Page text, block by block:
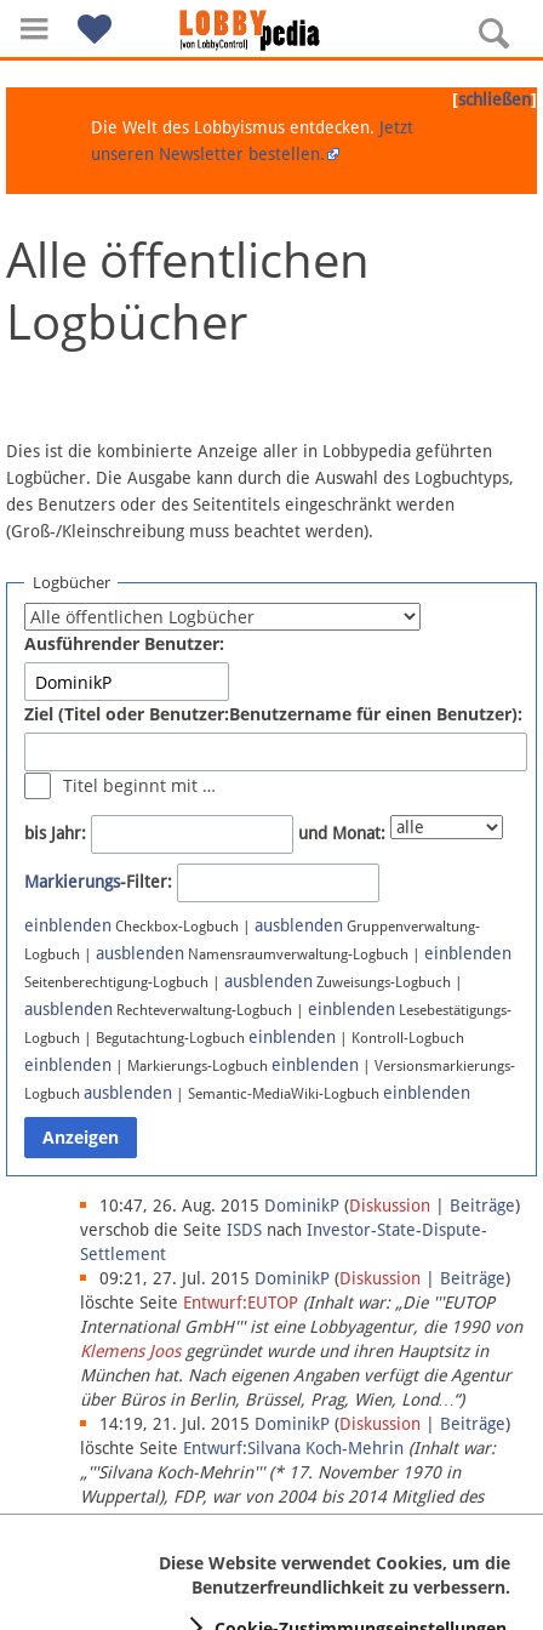
Navigation
Über Lobbypedia
Artikel nach Kategorien
FAQ
Fördermitglied werden
Fehler melden
Newsletter
Bluesky
Facebook
Instagram
Anmelden
Datenschutz
Über Lobbypedia
Impressum
[schließen]
Die Welt des Lobbyismus entdecken. Jetzt
unseren Newsletter bestellen.
Alle öffentlichen
Logbücher
Dies ist die kombinierte Anzeige aller in Lobbypedia geführten
Logbücher. Die Ausgabe kann durch die Auswahl des Logbuchtyps,
des Benutzers oder des Seitentitels eingeschränkt werden
(Groß-/Kleinschreibung muss beachtet werden).
Logbücher
Ausführender Benutzer:
Ziel (Titel oder Benutzer:Benutzername für einen Benutzer):
Titel beginnt mit …
bis Jahr: und Monat:
Markierungs-Filter:
einblenden Checkbox-Logbuch | ausblenden Gruppenverwaltung-
Logbuch | ausblenden Namensraumverwaltung-Logbuch | einblenden
Seitenberechtigung-Logbuch | ausblenden Zuweisungs-Logbuch |
ausblenden Rechteverwaltung-Logbuch | einblenden Lesebestätigungs-
Logbuch | Begutachtung-Logbuch einblenden | Kontroll-Logbuch
einblenden | Markierungs-Logbuch einblenden | Versionsmarkierungs-
Logbuch ausblenden | Semantic-MediaWiki-Logbuch einblenden
10:47, 26. Aug. 2015 DominikP (Diskussion Beiträge)
verschob die Seite ISDS nach Investor-State-Dispute-
Settlement
09:21, 27. Jul. 2015 DominikP (Diskussion Beiträge)
löschte Seite Entwurf:EUTOP (Inhalt war: „Die '''EUTOP
International GmbH''' ist eine Lobbyagentur, die 1990 von
Klemens Joosgegründet wurde und ihren Hauptsitz in
München hat. Nach eigenen Angaben verfügt die Agentur
über Büros in Berlin, Brüssel, Prag, Wien, Lond…“)
14:19, 21. Jul. 2015 DominikP (Diskussion Beiträge)
löschte Seite Entwurf:Silvana Koch-Mehrin (Inhalt war:
„'''Silvana Koch-Mehrin''' (* 17. November 1970 in
Wuppertal), FDP, war von 2004 bis 2014 Mitglied des
Europäischen Parlaments, seit November 2014 ist sie für
Diese Website verwendet Cookies, um die
Benutzerfreundlichkeit zu verbessern.